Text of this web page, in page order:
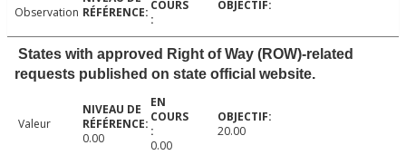
Observation
States with approved Right of Way (ROW)-related
requests published on state official website.
Valeur
0.00
0.00
20.00